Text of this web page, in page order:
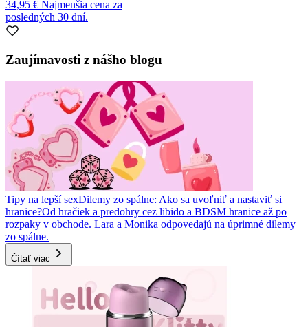
34,95 € Najmenšia cena za
posledných 30 dní.
Zaujímavosti z nášho blogu
Tipy na lepší sexDilemy zo spálne: Ako sa uvoľniť a nastaviť si
hranice?Od hračiek a predohry cez libido a BDSM hranice až po
rozpaky v obchode. Lara a Monika odpovedajú na úprimné dilemy
zo spálne.
Čítať viac